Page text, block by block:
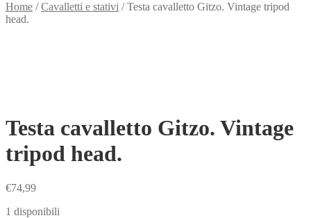
Home /Cavalletti e stativi /Testa cavalletto Gitzo. Vintage tripod
head.
Testa cavalletto Gitzo. Vintage
tripod head.
€74,99
1 disponibili